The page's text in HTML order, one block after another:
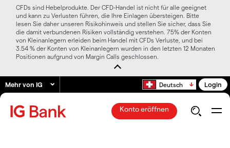
CFDs sind Hebelprodukte. Der CFD-Handel ist nicht für alle geeignet
und kann zu Verlusten führen, die Ihre Einlagen übersteigen. Bitte
lesen Sie daher unseren Risikohinweis und stellen Sie sicher, dass Sie
die damit verbundenen Risiken vollständig verstehen. 75% der Konten
von Kleinanlegern erleiden beim Handel mit CFDs Verluste, und bei
3.54 % der Konten von Kleinanlegern wurden in den letzten 12 Monaten
Positionen aufgrund von Margin Calls geschlossen.
Mehr von IG Deutsch Login
Konto eröffnen